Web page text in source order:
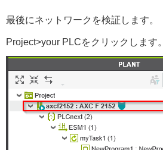
最後にネットワークを検証します。
Project>your PLCをクリックします。